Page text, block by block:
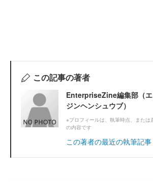
この記事の著者
EnterpriseZine編集部（
ジンヘンシュウブ）
※プロフィールは、執筆時点、または
の内容です
この著者の最近の執筆記事